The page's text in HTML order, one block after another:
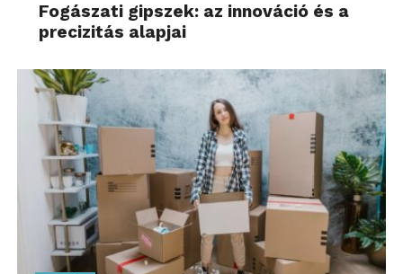
Fogászati gipszek: az innováció és a
precizitás alapjai